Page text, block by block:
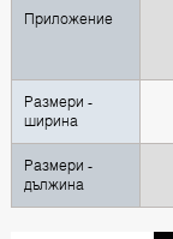
Приложение
Размери -
ширина
Размери -
дължина